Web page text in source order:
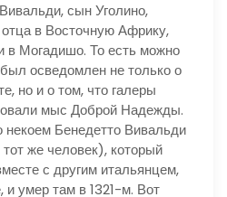
сын Уголино,
в Восточную Африку,
в Могадишо. То есть можно
осведомлен не только о
но и о том, что галеры
мыс Доброй Надежды.
некоем Бенедетто Вивальди
же человек), который
с другим итальянцем,
и умер там в 1321-м. Вот